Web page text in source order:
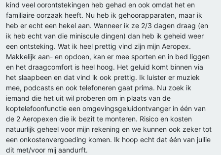
kind veel oorontstekingen heb gehad en ook omdat het en
familiaire oorzaak heeft. Nu heb ik gehoorapparaten, maar ik
heb er echt een hekel aan. Wanneer ik ze 2/3 dagen draag (en
ik heb echt van die miniscule dingen) dan heb ik geheid weer
een ontsteking. Wat ik heel prettig vind zijn mijn Aeropex.
Makkelijk aan- en opdoen, kan er mee sporten en in bed liggen
en het draagcomfort is heel hoog. Het geluid komt binnen via
het slaapbeen en dat vind ik ook prettig. Ik luister er muziek
mee, podcasts en ook telefoneren gaat prima. Nu zoek ik
iemand die het uit wil proberen om in plaats van de
koptelefoonfunctie een omgevingsgeluidontvanger in één van
de 2 Aeropexen die ik bezit te monteren. Risico en kosten
natuurlijk geheel voor mijn rekening en we kunnen ook zeker tot
een onkostenvergoeding komen. Ik hoop echt dat één van jullie
dit met/voor mij aandurft.